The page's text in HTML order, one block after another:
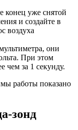
конец уже снятой
и создайте в
воздуха
они
При этом
чем за 1 секунду.
работы показано
зонд